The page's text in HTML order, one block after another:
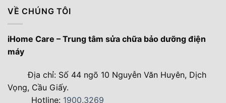
VỀ CHÚNG TÔI
iHome Care – Trung tâm sửa chữa bảo dưỡng điện
máy
Địa chỉ: Số 44 ngõ 10 Nguyễn Văn Huyên, Dịch
Vọng, Cầu Giấy.
Hotline: 1900.3269